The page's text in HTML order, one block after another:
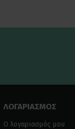
ΛΟΓΑΡΙΑΣΜΟΣ
Ο λογαριασμός μου